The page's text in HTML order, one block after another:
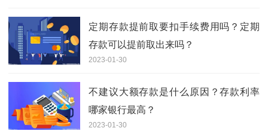
定期存款提前取要扣手续费用吗？定期
存款可以提前取出来吗？
2023-01-30
不建议大额存款是什么原因？存款利率
哪家银行最高？
2023-01-30